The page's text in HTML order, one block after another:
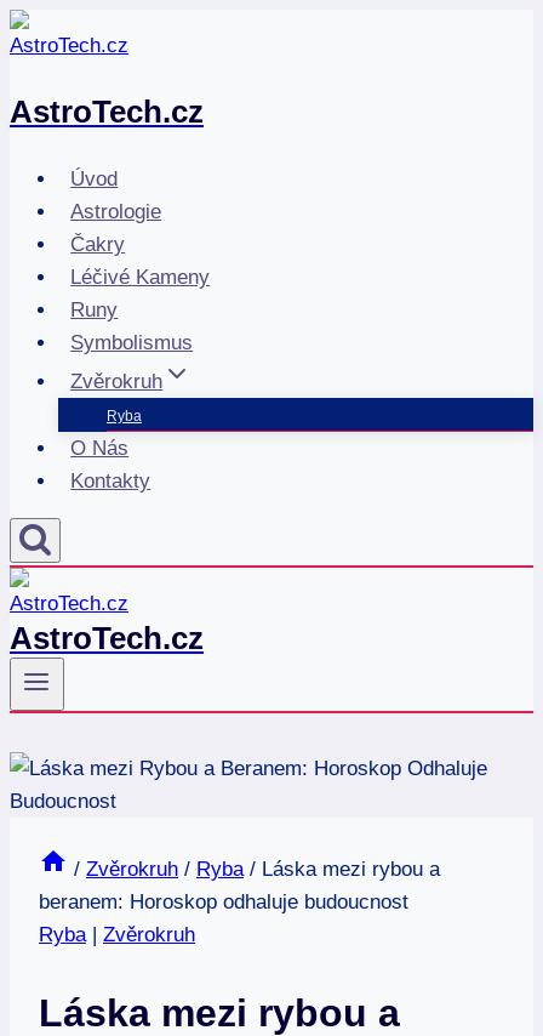
Přeskočit
na
AstroTech.cz
Úvod
Astrologie
Čakry
Léčivé Kameny
Runy
Symbolismus
Zvěrokruh
Ryba
O Nás
Kontakty
AstroTech.cz
/ Zvěrokruh / Ryba / Láska mezi rybou a
beranem: Horoskop odhaluje budoucnost
Ryba| Zvěrokruh
Láska mezi rybou a